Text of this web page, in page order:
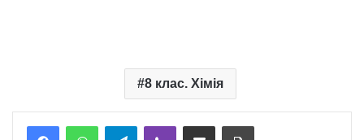
8 клас. Хімія
TelegramViber Надіслати електронною поштоюНадрукувати